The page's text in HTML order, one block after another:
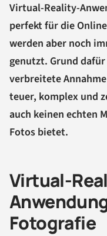
Virtual-Reality-
perfekt für die
werden aber noch
genutzt. Grund
verbreitete
teuer, komplex und
auch keinen echten
Fotos bietet.
Virtual-
Fotografie